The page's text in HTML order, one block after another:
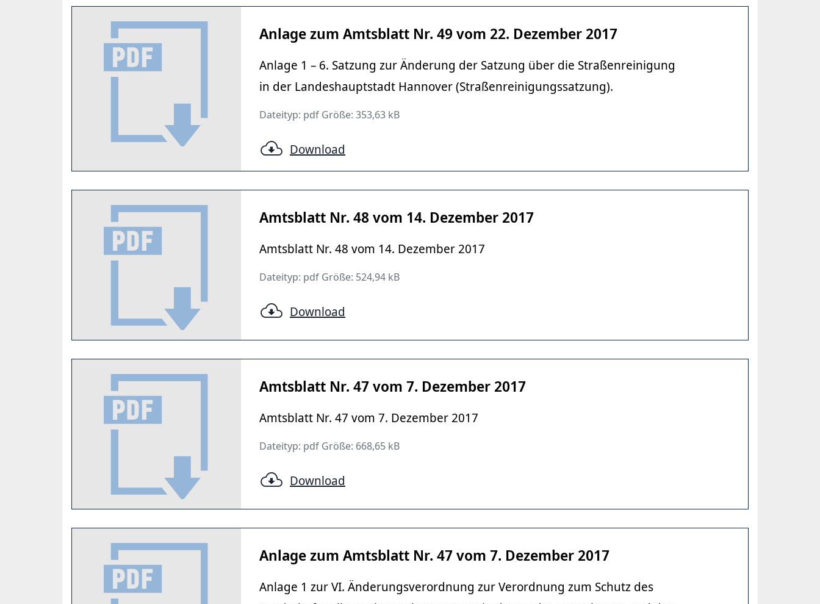
Anlage zum Amtsblatt Nr. 49 vom 22. Dezember 2017
Anlage 1 – 6. Satzung zur Änderung der Satzung über die Straßenreinigung
in der Landeshauptstadt Hannover (Straßenreinigungssatzung).
Dateityp: pdf Größe: 353,63 kB
Download
Amtsblatt Nr. 48 vom 14. Dezember 2017
Amtsblatt Nr. 48 vom 14. Dezember 2017
Dateityp: pdf Größe: 524,94 kB
Download
Amtsblatt Nr. 47 vom 7. Dezember 2017
Amtsblatt Nr. 47 vom 7. Dezember 2017
Dateityp: pdf Größe: 668,65 kB
Download
Anlage zum Amtsblatt Nr. 47 vom 7. Dezember 2017
Anlage 1 zur VI. Änderungsverordnung zur Verordnung zum Schutz des